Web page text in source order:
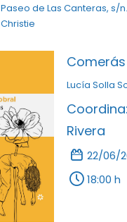
Paseo de Las Canteras, s/
Christie
Lucía Solla
Rivera
22/06/
18:00 h